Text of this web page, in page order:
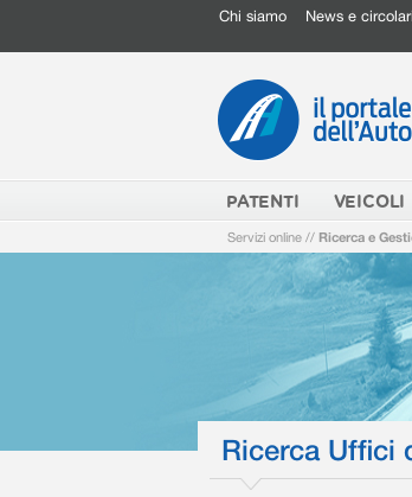
Chi siamo News e circolari
PATENTI VEICOLI
Servizi online // Ricerca e
Ricerca Uffici